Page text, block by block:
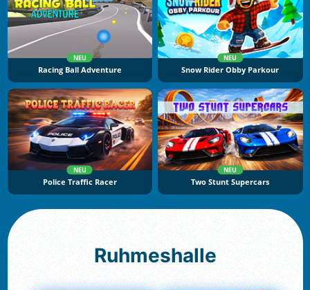
NEU
Racing Ball Adventure
NEU
Snow Rider Obby Parkour
NEU
Police Traffic Racer
NEU
Two Stunt Supercars
Ruhmeshalle